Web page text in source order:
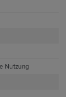
Nutzung